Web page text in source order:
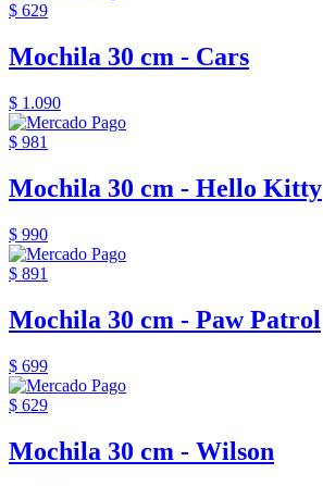
$ 629
Mochila 30 cm - Cars
$ 1.090
$ 981
Mochila 30 cm - Hello Kitty
$ 990
$ 891
Mochila 30 cm - Paw Patrol
$ 699
$ 629
Mochila 30 cm - Wilson